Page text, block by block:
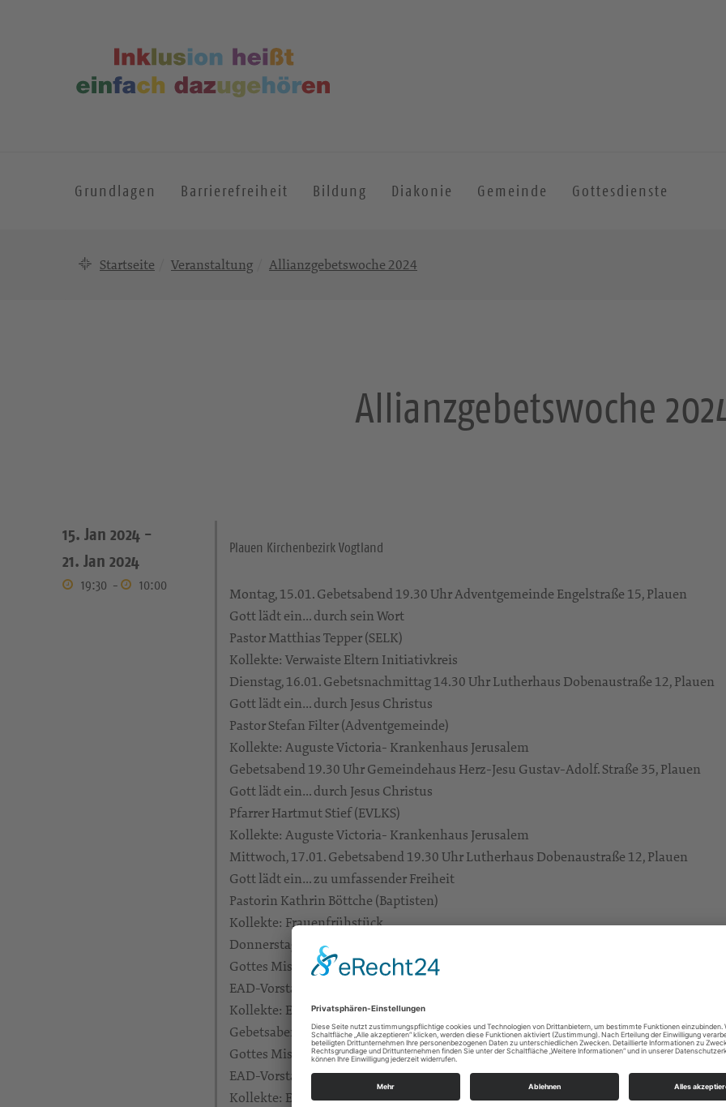
Grundlagen Barrierefreiheit Bildung Diakonie Gemeinde Gottesdienste
Startseite Veranstaltung Allianzgebetswoche 2024
Allianzgebetswoche
15. Jan 2024 -
21. Jan 2024
19:30 - 10:00
Plauen Kirchenbezirk Vogtland
Montag, 15.01. Gebetsabend 19.30 Uhr Adventgemeinde Engelstraße 15, Plauen
Gott lädt ein… durch sein Wort
Pastor Matthias Tepper (SELK)
Kollekte: Verwaiste Eltern Initiativkreis
Dienstag, 16.01. Gebetsnachmittag 14.30 Uhr Lutherhaus Dobenaustraße 12, Plauen
Gott lädt ein… durch Jesus Christus
Pastor Stefan Filter (Adventgemeinde)
Kollekte: Auguste Victoria- Krankenhaus Jerusalem
Gebetsabend 19.30 Uhr Gemeindehaus Herz-Jesu Gustav-Adolf. Straße 35, Plauen
Gott lädt ein… durch Jesus Christus
Pfarrer Hartmut Stief (EVLKS)
Kollekte: Auguste Victoria- Krankenhaus Jerusalem
Mittwoch, 17.01. Gebetsabend 19.30 Uhr Lutherhaus Dobenaustraße 12, Plauen
Gott lädt ein… zu umfassender Freiheit
Pastorin Kathrin Böttche (Baptisten)
Kollekte: Frauenfrühstück
Donnerstag, 18.01. Gebetsnachmittag 14.30 Uhr Paulushaus Goethestraße 34, Plauen
Gottes Mission… erfüllen wir gemeinsam
EAD-Vorstand Frank Heinrich (Chemnitz)
Kollekte: Evang. Allianz Deutschland
Gebetsabend 19.30 Uhr Versöhnungskirche Friesenweg 171, Plauen
Gottes Mission… erfüllen wir gemeinsam
EAD-Vorstand Frank Heinrich (Chemnitz)
Kollekte: Evang. Allianz Deutschland